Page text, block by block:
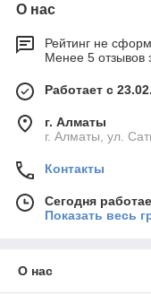
О нас
Рейтинг не
Менее 5 отзывов
Работает с
г. Алматы
г. Алматы, ул.
Контакты
Сегодня
Показать весь
О нас